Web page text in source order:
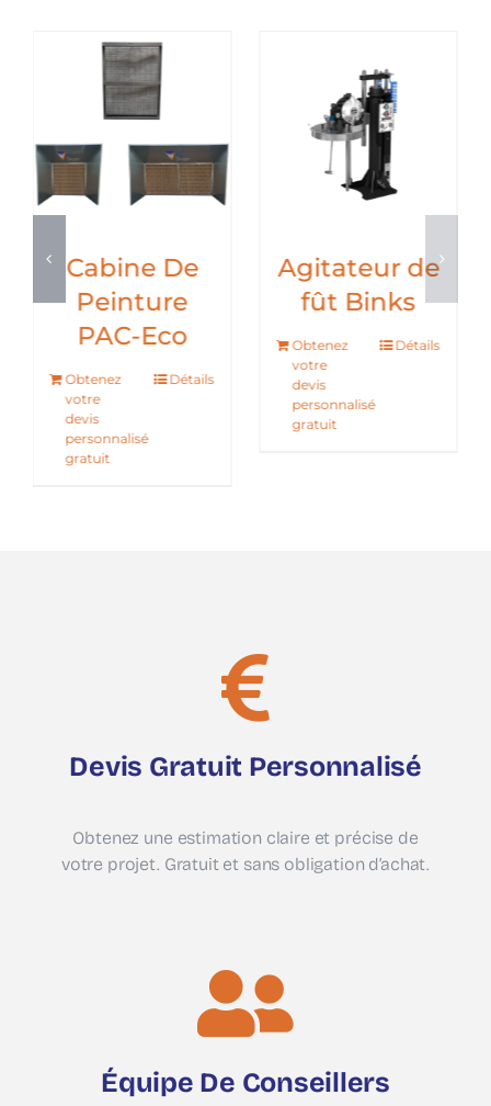
De
Labo
Détails
Cabine De
Peinture
PAC-Eco
Obtenez
Détails
fût
Obtenez
Devis Gratuit Personnalisé
Obtenez une estimation claire et précise de
votre projet. Gratuit et sans obligation d’achat.
Équipe De Conseillers